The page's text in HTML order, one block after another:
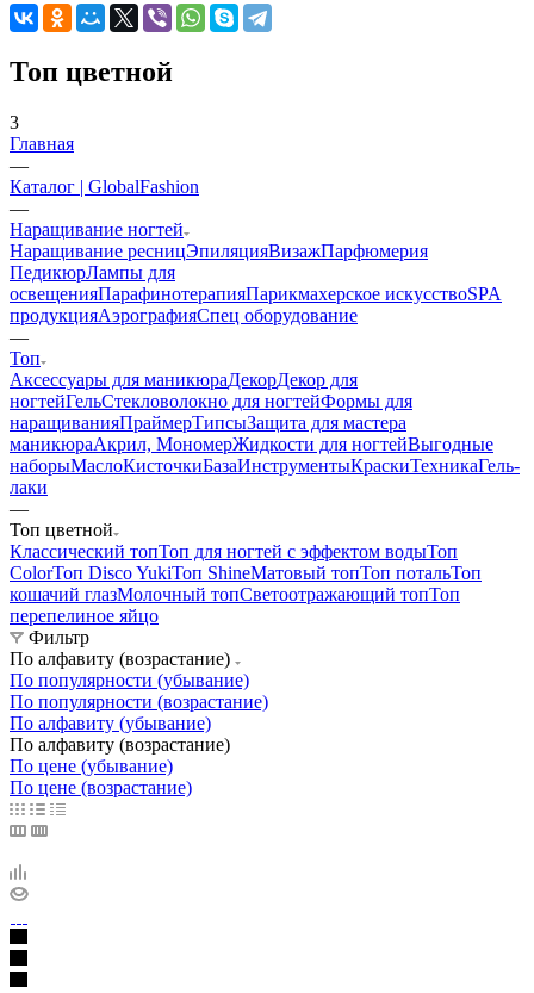
Топ цветной
3
Главная
—
Каталог | GlobalFashion
—
Наращивание ногтей
Наращивание ресницЭпиляцияВизажПарфюмерия
ПедикюрЛампы для
освещенияПарафинотерапияПарикмахерское искусствоSPA
продукцияАэрографияСпец оборудование
—
Топ
Аксессуары для маникюраДекорДекор для
ногтейГельСтекловолокно для ногтейФормы для
наращиванияПраймерТипсыЗащита для мастера
маникюраАкрил, МономерЖидкости для ногтейВыгодные
наборыМаслоКисточкиБазаИнструментыКраскиТехникаГель-
лаки
—
Топ цветной
Классический топТоп для ногтей с эффектом водыТоп
ColorТоп Disco YukiТоп ShineМатовый топТоп потальТоп
кошачий глазМолочный топСветоотражающий топТоп
перепелиное яйцо
Фильтр
По алфавиту (возрастание)
По популярности (убывание)
По популярности (возрастание)
По алфавиту (убывание)
По алфавиту (возрастание)
По цене (убывание)
По цене (возрастание)